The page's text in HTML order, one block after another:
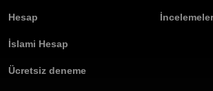
Hesap
İslami Hesap
Ücretsiz deneme
İncelemeler